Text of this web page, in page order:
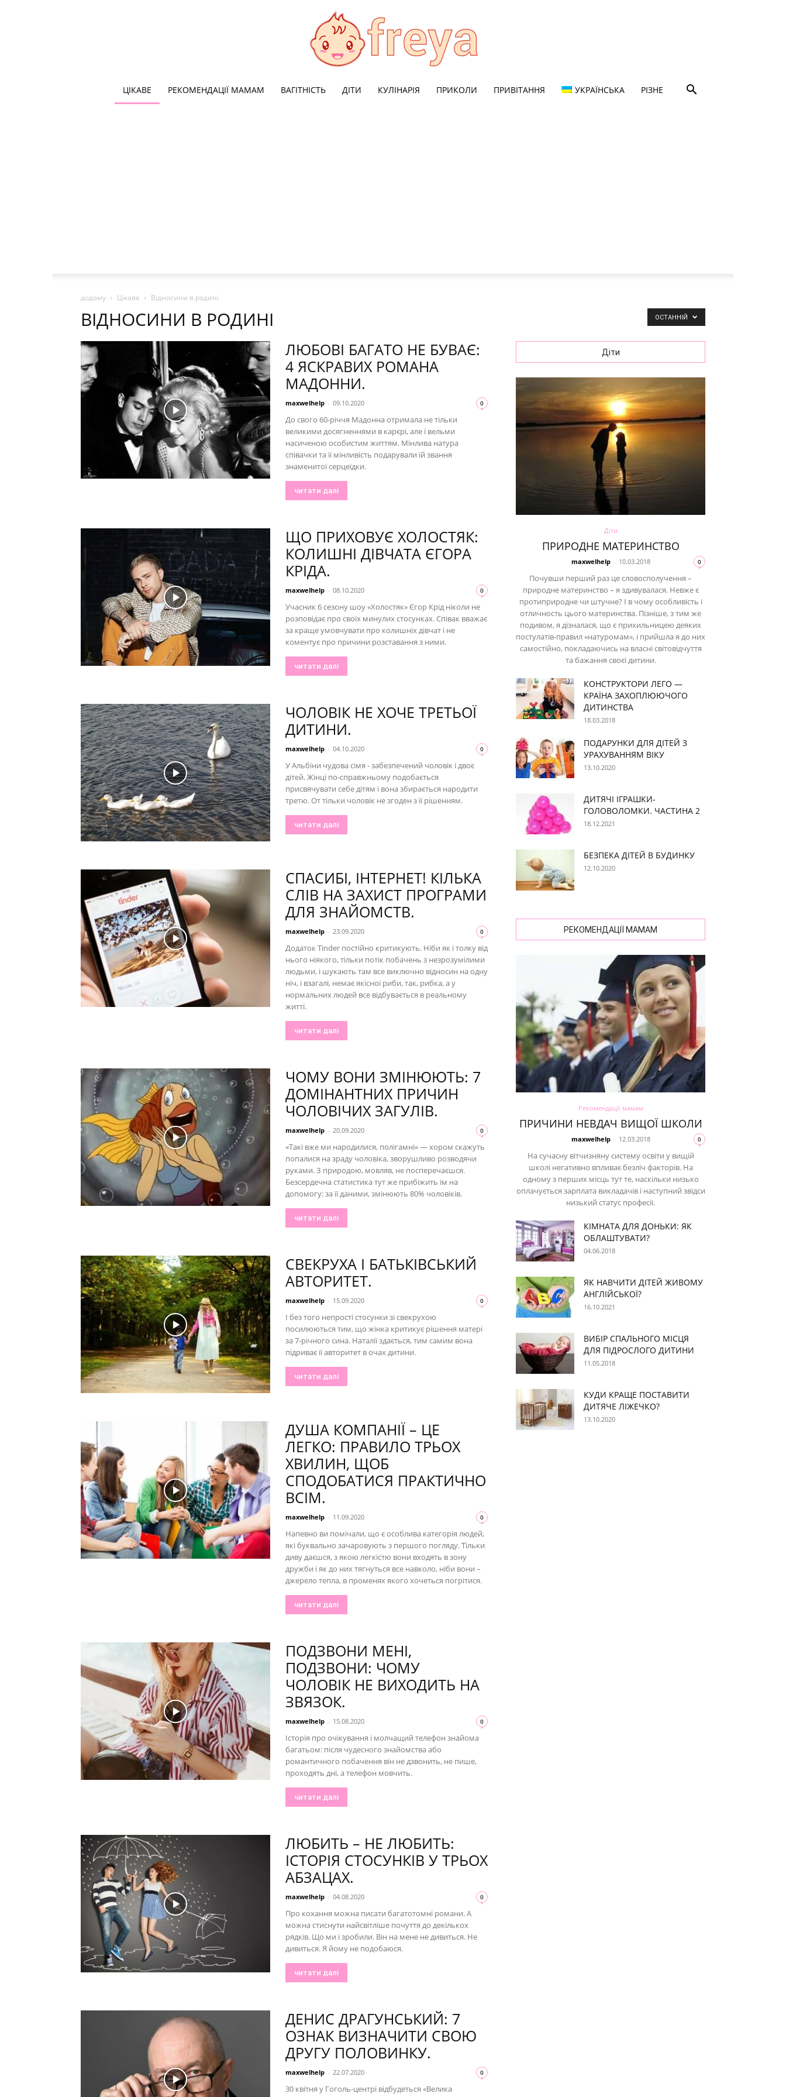
ЦІКАВЕ РЕКОМЕНДАЦІЇ МАМАМ ВАГІТНІСТЬ ДІТИ КУЛІНАРІЯ ПРИКОЛИ ПРИВІТАННЯ УКРАЇНСЬКА РІЗНЕ
додому Цікаве Відносини в родині
ВІДНОСИНИ В РОДИНІ ОСТАННІЙ
ЛЮБОВІ БАГАТО НЕ БУВАЄ:
4 ЯСКРАВИХ РОМАНА
МАДОННИ.
maxwelhelp - 09.10.2020 0
До свого 60-річчя Мадонна отримала не тільки
великими досягненнями в карєрі, але і вельми
насиченою особистим життям. Мінлива натура
співачки та її мінливість подарували їй звання
знаменитої серцеїдки.
читати далі
ЩО ПРИХОВУЄ ХОЛОСТЯК:
КОЛИШНІ ДІВЧАТА ЄГОРА
КРІДА.
maxwelhelp - 08.10.2020 0
Учасник 6 сезону шоу «Холостяк» Єгор Крід ніколи не
розповідає про своїх минулих стосунках. Співак вважає
за краще умовчувати про колишніх дівчат і не
коментує про причини розставання з ними.
читати далі
ЧОЛОВІК НЕ ХОЧЕ ТРЕТЬОЇ
ДИТИНИ.
maxwelhelp - 04.10.2020 0
У Альбіни чудова сімя - забезпечений чоловік і двоє
дітей. Жінці по-справжньому подобається
присвячувати себе дітям і вона збирається народити
третю. От тільки чоловік не згоден з її рішенням.
читати далі
СПАСИБІ, ІНТЕРНЕТ! КІЛЬКА
СЛІВ НА ЗАХИСТ ПРОГРАМИ
ДЛЯ ЗНАЙОМСТВ.
maxwelhelp - 23.09.2020 0
Додаток Tinder постійно критикують. Ніби як і толку від
нього ніякого, тільки потік побачень з незрозумілими
людьми, і шукають там все виключно відносин на одну
ніч, і взагалі, немає якісної риби, так, рибка, а у
нормальних людей все відбувається в реальному
житті.
читати далі
ЧОМУ ВОНИ ЗМІНЮЮТЬ: 7
ДОМІНАНТНИХ ПРИЧИН
ЧОЛОВІЧИХ ЗАГУЛІВ.
maxwelhelp - 20.09.2020 0
«Такі вже ми народилися, полігамні» — хором скажуть
попалися на зраду чоловіка, зворушливо розводячи
руками. З природою, мовляв, не посперечаєшся.
Безсердечна статистика тут же прибіжить їм на
допомогу: за її даними, змінюють 80% чоловіків.
читати далі
СВЕКРУХА І БАТЬКІВСЬКИЙ
АВТОРИТЕТ.
maxwelhelp - 15.09.2020 0
І без того непрості стосунки зі свекрухою
посилюються тим, що жінка критикує рішення матері
за 7-річного сина. Наталії здається, тим самим вона
підриває її авторитет в очах дитини.
читати далі
ДУША КОМПАНІЇ – ЦЕ
ЛЕГКО: ПРАВИЛО ТРЬОХ
ХВИЛИН, ЩОБ
СПОДОБАТИСЯ ПРАКТИЧНО
ВСІМ.
maxwelhelp - 11.09.2020 0
Напевно ви помічали, що є особлива категорія людей,
які буквально зачаровують з першого погляду. Тільки
диву даєшся, з якою легкістю вони входять в зону
дружби і як до них тягнуться все навколо, ніби вони –
джерело тепла, в променях якого хочеться погрітися.
читати далі
ПОДЗВОНИ МЕНІ,
ПОДЗВОНИ: ЧОМУ
ЧОЛОВІК НЕ ВИХОДИТЬ НА
ЗВЯЗОК.
maxwelhelp - 15.08.2020 0
Історія про очікування і молчащий телефон знайома
багатьом: після чудесного знайомства або
романтичного побачення він не дзвонить, не пише,
проходять дні, а телефон мовчить.
читати далі
ЛЮБИТЬ – НЕ ЛЮБИТЬ:
ІСТОРІЯ СТОСУНКІВ У ТРЬОХ
АБЗАЦАХ.
maxwelhelp - 04.08.2020 0
Про кохання можна писати багатотомні романи. А
можна стиснути найсвітліше почуття до декількох
рядків. Що ми і зробили. Він на мене не дивиться. Не
дивиться. Я йому не подобаюся.
читати далі
ДЕНИС ДРАГУНСЬКИЙ: 7
ОЗНАК ВИЗНАЧИТИ СВОЮ
ДРУГУ ПОЛОВИНКУ.
maxwelhelp - 22.07.2020 0
30 квітня у Гоголь-центрі відбудеться «Велика
Діти
Діти
ПРИРОДНЕ МАТЕРИНСТВО
maxwelhelp - 10.03.2018 0
Почувши перший раз це словосполучення –
природне материнство – я здивувалася. Невже є
протиприродне чи штучне? І в чому особливість і
отличность цього материнства. Пізніше, з тим же
подивом, я дізналася, що є прихильницею деяких
постулатів-правил «натуромам», і прийшла я до них
самостійно, покладаючись на власні світовідчуття
та бажання своєї дитини.
КОНСТРУКТОРИ ЛЕГО —
КРАЇНА ЗАХОПЛЮЮЧОГО
ДИТИНСТВА
18.03.2018
ПОДАРУНКИ ДЛЯ ДІТЕЙ З
УРАХУВАННЯМ ВІКУ
13.10.2020
ДИТЯЧІ ІГРАШКИ-
ГОЛОВОЛОМКИ. ЧАСТИНА 2
18.12.2021
БЕЗПЕКА ДІТЕЙ В БУДИНКУ
12.10.2020
РЕКОМЕНДАЦІЇ МАМАМ
Рекомендації мамам
ПРИЧИНИ НЕВДАЧ ВИЩОЇ ШКОЛИ
maxwelhelp - 12.03.2018 0
На сучасну вітчизняну систему освіти у вищій
школі негативно впливає безліч факторів. На
одному з перших місць тут те, наскільки низько
оплачується зарплата викладачів і наступний звідси
низький статус професії.
КІМНАТА ДЛЯ ДОНЬКИ: ЯК
ОБЛАШТУВАТИ?
04.06.2018
ЯК НАВЧИТИ ДІТЕЙ ЖИВОМУ
АНГЛІЙСЬКОЇ?
16.10.2021
ВИБІР СПАЛЬНОГО МІСЦЯ
ДЛЯ ПІДРОСЛОГО ДИТИНИ
11.05.2018
КУДИ КРАЩЕ ПОСТАВИТИ
ДИТЯЧЕ ЛІЖЕЧКО?
13.10.2020